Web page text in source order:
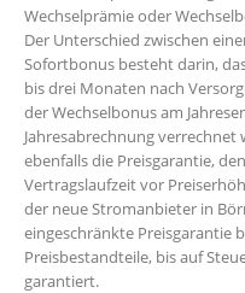
Wechselprämie oder
Der Unterschied zwischen
Sofortbonus besteht darin,
bis drei Monaten nach
der Wechselbonus am
Jahresabrechnung
ebenfalls die Preisgarantie,
Vertragslaufzeit vor
der neue Stromanbieter in
eingeschränkte Preisgarantie
Preisbestandteile, bis auf
garantiert.